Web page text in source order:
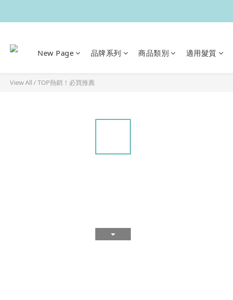
New Page 品牌系列 商品類別 適用髮質
View All/TOP熱銷！必買推薦